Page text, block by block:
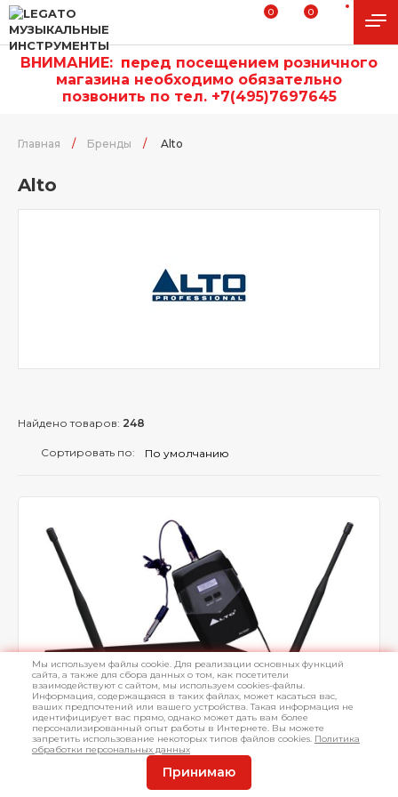
0 0
ВНИМАНИЕ: перед посещением розничного
магазина необходимо обязательно
позвонить по тел. +7(495)7697645
Главная / Бренды / Alto
Alto
Найдено товаров: 248
Сортировать по:
3.3
Радиосистема ALTO AU800G
UHF для гитар. Комплект AU800R приемник + AU800Р
передатчик, 470 – 900 МГц
Мы используем файлы cookie. Для реализации основных функций
сайта, а также для сбора данных о том, как посетители
взаимодействуют с сайтом, мы используем cookies-файлы.
Информация, содержащаяся в таких файлах, может касаться вас,
ваших предпочтений или вашего устройства. Такая информация не
идентифицирует вас прямо, однако может дать вам более
персонализированный опыт работы в Интернете. Вы можете
запретить использование некоторых типов файлов cookies. Политика
обработки персональных данных
Принимаю